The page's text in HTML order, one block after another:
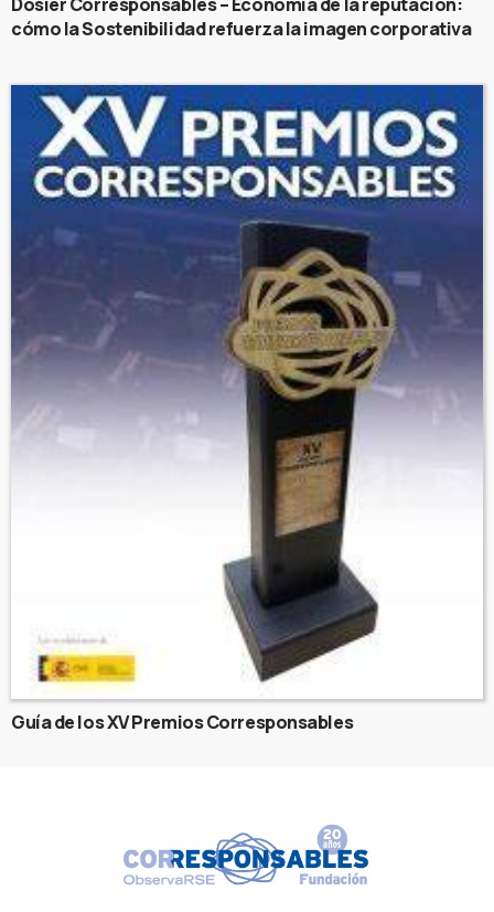
cómo la Sostenibilidad refuerza la imagen corporativa
Guía de los XV Premios Corresponsables